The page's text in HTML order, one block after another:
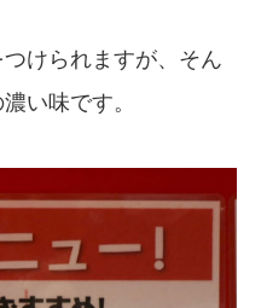
けられますが、そん
い味です。